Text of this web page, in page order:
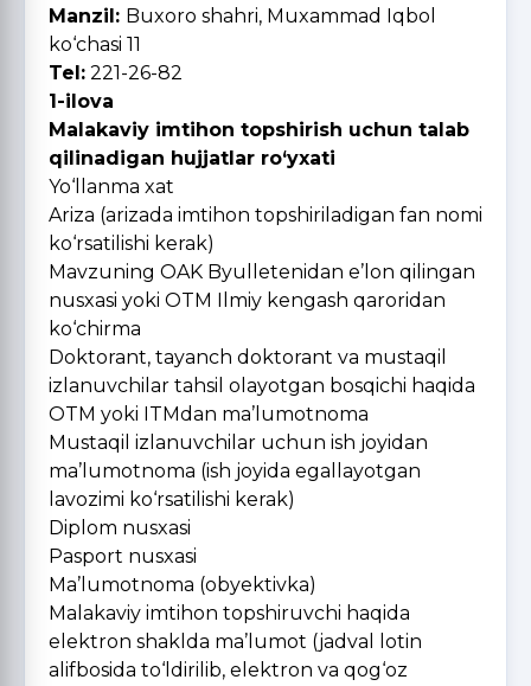
Manzil: Buxoro shahri, Muxammad Iqbol
ko‘chasi 11
Tel: 221-26-82
1-ilova
Malakaviy imtihon topshirish uchun talab
qilinadigan hujjatlar ro‘yxati
Yo‘llanma xat
Ariza (arizada imtihon topshiriladigan fan nomi
ko‘rsatilishi kerak)
Mavzuning OAK Byulletenidan e’lon qilingan
nusxasi yoki OTM Ilmiy kengash qaroridan
ko‘chirma
Doktorant, tayanch doktorant va mustaqil
izlanuvchilar tahsil olayotgan bosqichi haqida
OTM yoki ITMdan ma’lumotnoma
Mustaqil izlanuvchilar uchun ish joyidan
ma’lumotnoma (ish joyida egallayotgan
lavozimi ko‘rsatilishi kerak)
Diplom nusxasi
Pasport nusxasi
Ma’lumotnoma (obyektivka)
Malakaviy imtihon topshiruvchi haqida
elektron shaklda ma’lumot (jadval lotin
alifbosida to‘ldirilib, elektron va qog‘oz